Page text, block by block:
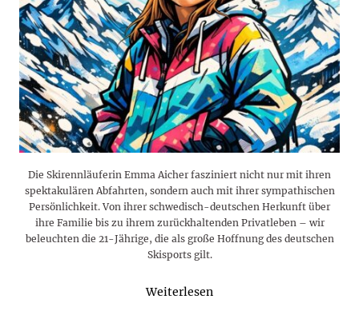
Die Skirennläuferin Emma Aicher fasziniert nicht nur mit ihren
spektakulären Abfahrten, sondern auch mit ihrer sympathischen
Persönlichkeit. Von ihrer schwedisch-deutschen Herkunft über
ihre Familie bis zu ihrem zurückhaltenden Privatleben – wir
beleuchten die 21-Jährige, die als große Hoffnung des deutschen
Skisports gilt.
Weiterlesen